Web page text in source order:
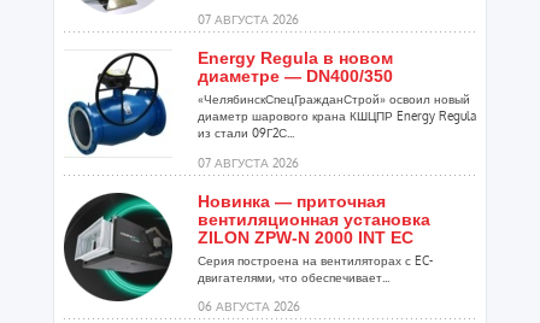
07 АВГУСТА 2026
Energy Regula в новом
диаметре — DN400/350
«ЧелябинскСпецГражданСтрой» освоил новый
диаметр шарового крана КШЦПР Energy Regula
из стали 09Г2С...
07 АВГУСТА 2026
Новинка — приточная
вентиляционная установка
ZILON ZPW-N 2000 INT EC
Серия построена на вентиляторах с EC-
двигателями, что обеспечивает...
06 АВГУСТА 2026